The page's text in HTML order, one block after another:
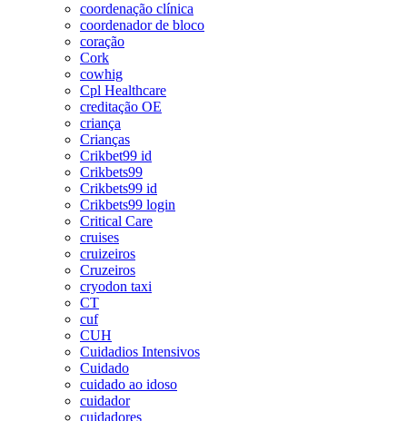
coordenação clínica
coordenador de bloco
coração
Cork
cowhig
Cpl Healthcare
creditação OE
criança
Crianças
Crikbet99 id
Crikbets99
Crikbets99 id
Crikbets99 login
Critical Care
cruises
cruizeiros
Cruzeiros
cryodon taxi
CT
cuf
CUH
Cuidadios Intensivos
Cuidado
cuidado ao idoso
cuidador
cuidadores